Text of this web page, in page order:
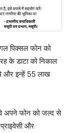
पिक्सल फोन को
के डाटा को निकाल
और इन्हें 55 लाख
अपने फोन को जल्द से
और